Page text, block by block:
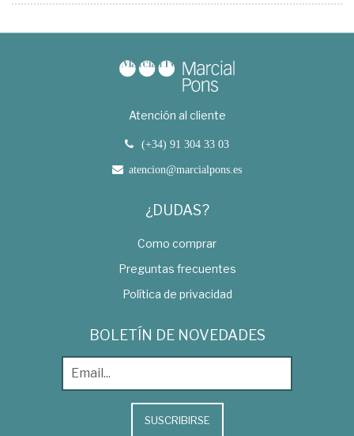
Atención al cliente
(+34) 91 304 33 03
atencion@marcialpons.es
¿DUDAS?
Como comprar
Preguntas frecuentes
Política de privacidad
BOLETÍN DE NOVEDADES
SUSCRIBIRSE